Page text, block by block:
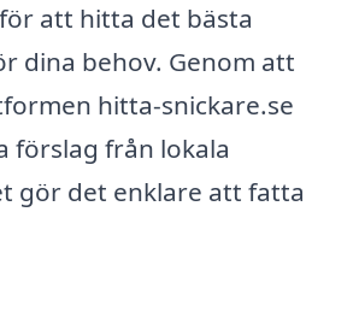
att hitta det bästa
dina behov. Genom att
hitta-snickare.se
förslag från lokala
gör det enklare att fatta